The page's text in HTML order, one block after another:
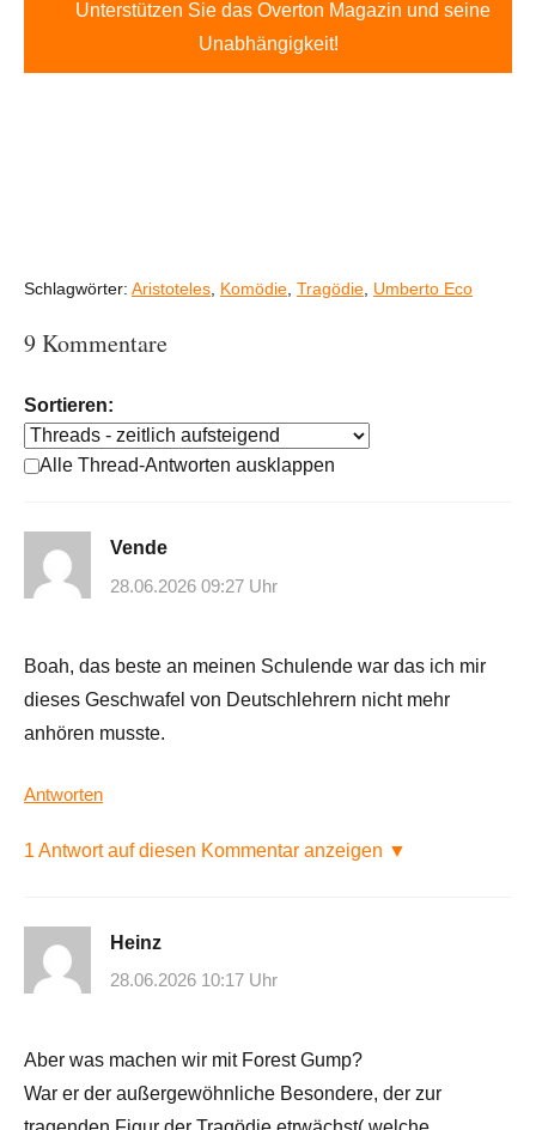
Unterstützen Sie das Overton Magazin und seine
Unabhängigkeit!
Schlagwörter: Aristoteles, Komödie, Tragödie, Umberto Eco
9 Kommentare
Sortieren:
Alle Thread-Antworten ausklappen
Vende
28.06.2026 09:27 Uhr
Boah, das beste an meinen Schulende war das ich mir
dieses Geschwafel von Deutschlehrern nicht mehr
anhören musste.
Antworten
1 Antwort auf diesen Kommentar anzeigen ▼
Heinz
28.06.2026 10:17 Uhr
Aber was machen wir mit Forest Gump?
War er der außergewöhnliche Besondere, der zur